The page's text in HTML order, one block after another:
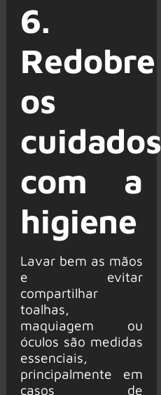
6.
Redobre
os
cuidados
com a
higiene
Lavar bem as mãos
e evitar
compartilhar
toalhas,
maquiagem ou
óculos são medidas
essenciais,
principalmente em
casos de